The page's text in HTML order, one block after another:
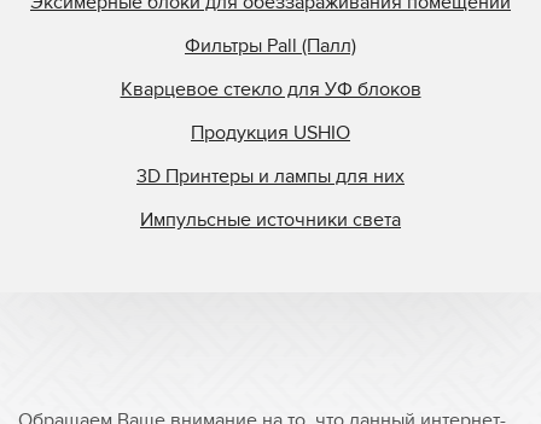
Фильтры Pall (Палл)
Кварцевое стекло для УФ блоков
Продукция USHIO
3D Принтеры и лампы для них
Импульсные источники света